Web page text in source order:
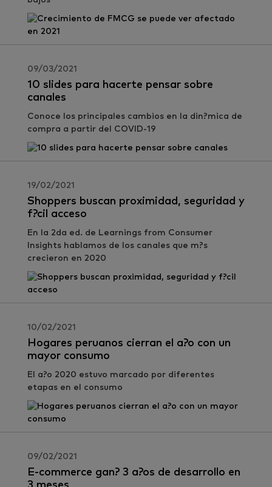
09/03/2021
10 slides para hacerte pensar sobre
canales
Conoce los principales cambios en la din?mica de
compra a partir del COVID-19
19/02/2021
Shoppers buscan proximidad, seguridad y
f?cil acceso
En la 2da ed. de Learnings from Consumer
Insights hablamos de los canales que m?s
crecieron en 2020
10/02/2021
Hogares peruanos cierran el a?o con un
mayor consumo
El a?o 2020 estuvo marcado por diferentes
etapas en el consumo
09/02/2021
E-commerce gan? 3 a?os de desarrollo en